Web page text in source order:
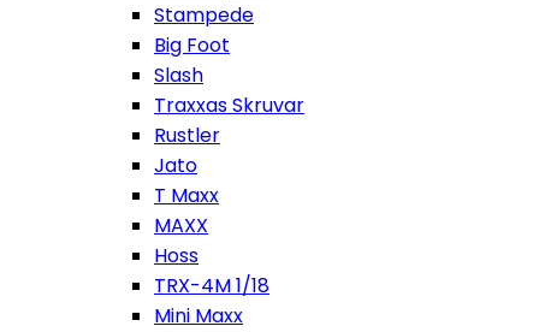
Stampede
Big Foot
Slash
Traxxas Skruvar
Rustler
Jato
T Maxx
MAXX
Hoss
TRX-4M 1/18
Mini Maxx